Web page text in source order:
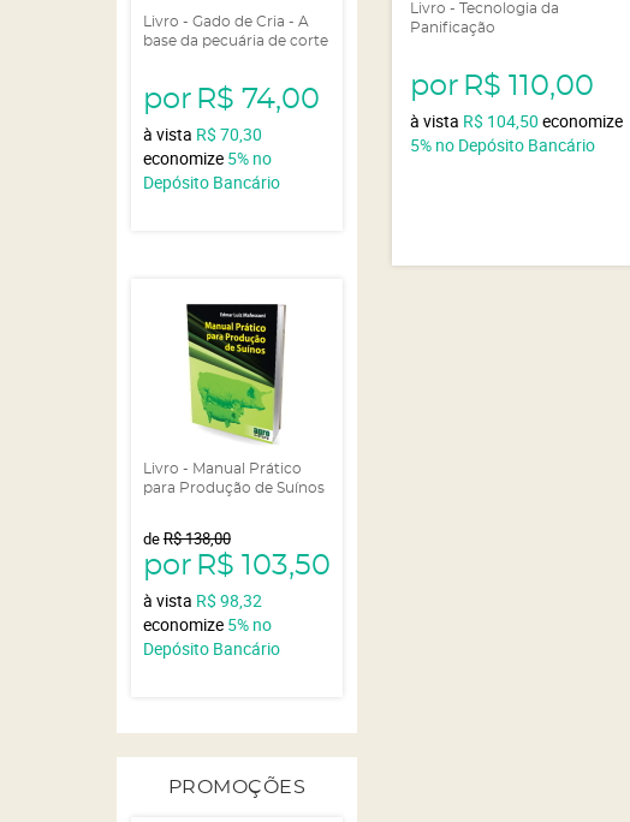
Livro - Gado de Cria - A
base da pecuária de corte
por R$ 74,00
à vista R$ 70,30
economize 5% no
Depósito Bancário
Livro - Manual Prático
para Produção de Suínos
deR$ 138,00
por R$ 103,50
à vista R$ 98,32
economize 5% no
Depósito Bancário
PROMOÇÕES
Livro - Tecnologia da
Panificação
por R$ 110,00
à vista R$ 104,50 economize
5% no Depósito Bancário